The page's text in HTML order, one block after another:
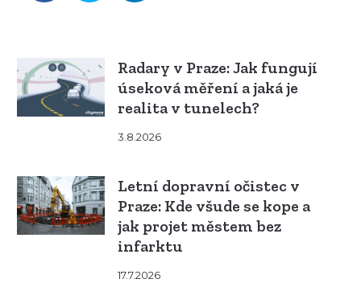
Radary v Praze: Jak fungují
úseková měření a jaká je
realita v tunelech?
3.8.2026
Letní dopravní očistec v
Praze: Kde všude se kope a
jak projet městem bez
infarktu
17.7.2026